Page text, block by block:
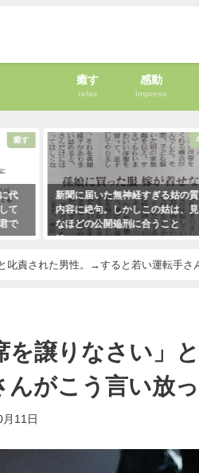
癒す
relax
感動
Impress
考える
神経すぎる姑の質問
かしこの姑は、見事
刑に合うこと
「彼氏が浮気し
はだいたいこれ
ます。「怖すぎ
叱責された男性。→すると若い運転手さ
を譲りなさい」
んがこう言い放っ
月11日